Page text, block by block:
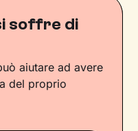
soffre di
aiutare ad avere
del proprio